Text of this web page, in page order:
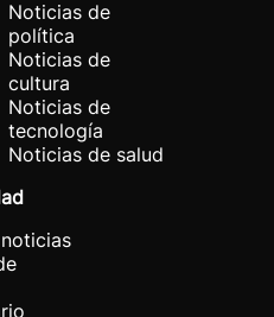
Noticias de
política
Noticias de
cultura
Noticias de
tecnología
Noticias de salud